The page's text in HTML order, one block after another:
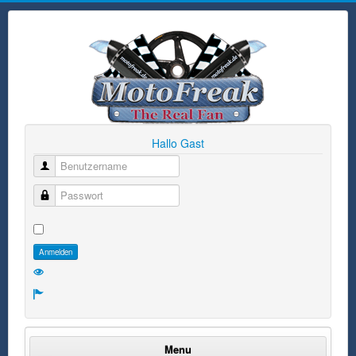
Hallo Gast
Benutzername
Passwort
Anmelden
Menu